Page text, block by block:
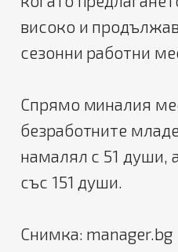
високо и
сезонни работни
Спрямо миналия
безработните
намалял с 51 души,
със 151 души.
Снимка: manager.bg